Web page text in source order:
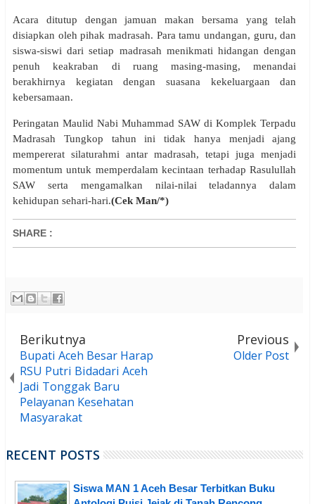
Acara ditutup dengan jamuan makan bersama yang telah
disiapkan oleh pihak madrasah. Para tamu undangan, guru, dan
siswa-siswi dari setiap madrasah menikmati hidangan dengan
penuh keakraban di ruang masing-masing, menandai
berakhirnya kegiatan dengan suasana kekeluargaan dan
kebersamaan.
Peringatan Maulid Nabi Muhammad SAW di Komplek Terpadu
Madrasah Tungkop tahun ini tidak hanya menjadi ajang
mempererat silaturahmi antar madrasah, tetapi juga menjadi
momentum untuk memperdalam kecintaan terhadap Rasulullah
SAW serta mengamalkan nilai-nilai teladannya dalam
kehidupan sehari-hari.(Cek Man/*)
SHARE :
Berikutnya
Bupati Aceh Besar Harap
RSU Putri Bidadari Aceh
Jadi Tonggak Baru
Pelayanan Kesehatan
Masyarakat
Previous
Older Post
RECENT POSTS
Siswa MAN 1 Aceh Besar Terbitkan Buku